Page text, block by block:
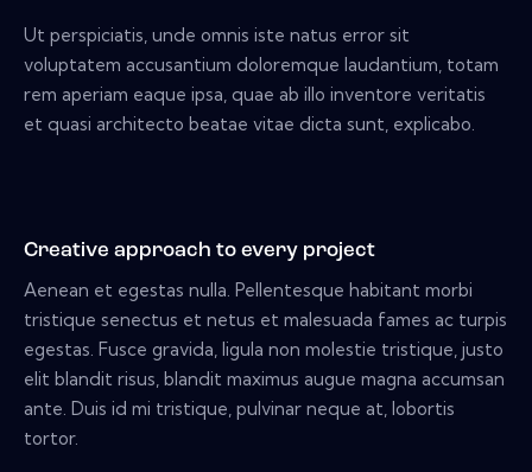
Ut perspiciatis, unde omnis iste natus error sit
voluptatem accusantium doloremque laudantium, totam
rem aperiam eaque ipsa, quae ab illo inventore veritatis
et quasi architecto beatae vitae dicta sunt, explicabo.
Creative approach to every project
Aenean et egestas nulla. Pellentesque habitant morbi
tristique senectus et netus et malesuada fames ac turpis
egestas. Fusce gravida, ligula non molestie tristique, justo
elit blandit risus, blandit maximus augue magna accumsan
ante. Duis id mi tristique, pulvinar neque at, lobortis
tortor.